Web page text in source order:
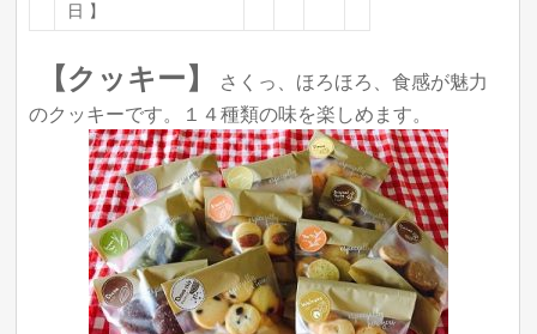
日 】
【クッキー】
さくっ、ほろほろ、食感が魅力
のクッキーです。１４種類の味を楽しめます。